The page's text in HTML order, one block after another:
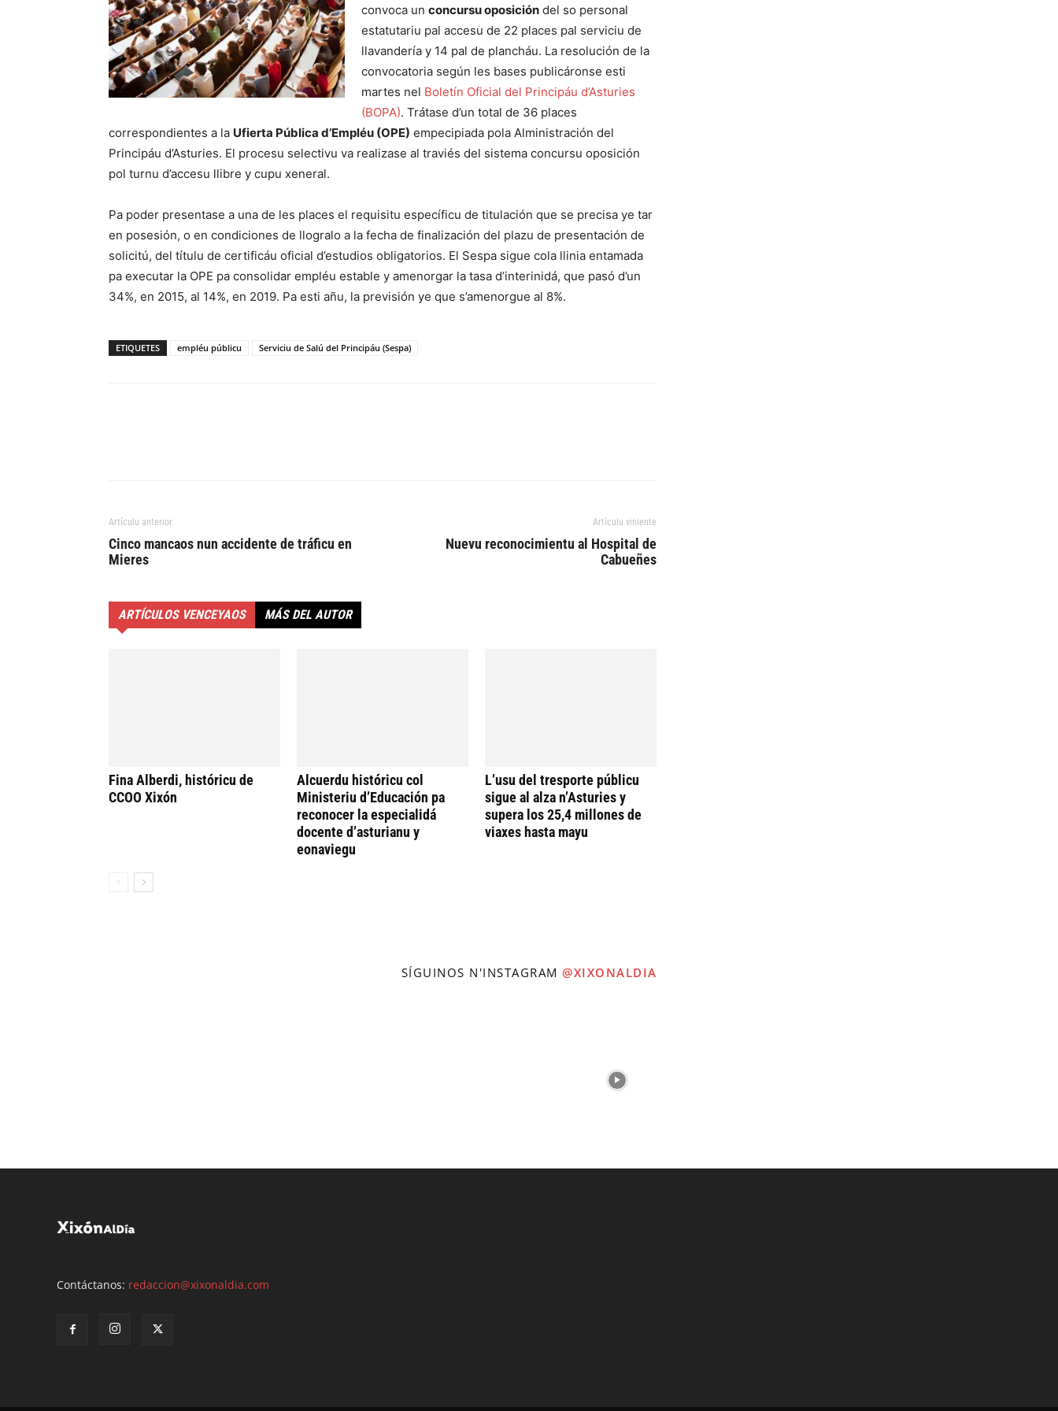
convoca un concursu oposición del so personal
estatutariu pal accesu de 22 places pal serviciu de
llavandería y 14 pal de plancháu. La resolución de la
convocatoria según les bases publicáronse esti
martes nel Boletín Oficial del Principáu d’Asturies
(BOPA). Trátase d’un total de 36 places
correspondientes a la Ufierta Pública d’Empléu (OPE) empecipiada pola Alministración del
Principáu d’Asturies. El procesu selectivu va realizase al traviés del sistema concursu oposición
pol turnu d’accesu llibre y cupu xeneral.
Pa poder presentase a una de les places el requisitu específicu de titulación que se precisa ye tar
en posesión, o en condiciones de llogralo a la fecha de finalización del plazu de presentación de
solicitú, del títulu de certificáu oficial d’estudios obligatorios. El Sespa sigue cola llinia entamada
pa executar la OPE pa consolidar empléu estable y amenorgar la tasa d’interinidá, que pasó d’un
34%, en 2015, al 14%, en 2019. Pa esti añu, la previsión ye que s’amenorgue al 8%.
ETIQUETES empléu públicu Serviciu de Salú del Principáu (Sespa)
Artículu anterior
Cinco mancaos nun accidente de tráficu en
Mieres
Artículu viniente
Nuevu reconocimientu al Hospital de
Cabueñes
ARTÍCULOS VENCEYAOS MÁS DEL AUTOR
Fina Alberdi, históricu de
CCOO Xixón
Alcuerdu históricu col
Ministeriu d’Educación pa
reconocer la especialidá
docente d’asturianu y
eonaviegu
L’usu del tresporte públicu
sigue al alza n’Asturies y
supera los 25,4 millones de
viaxes hasta mayu
SÍGUINOS N'INSTAGRAM @XIXONALDIA
Contáctanos: redaccion@xixonaldia.com